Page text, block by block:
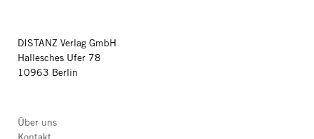
DISTANZ Verlag GmbH
Hallesches Ufer 78
10963 Berlin
Über uns